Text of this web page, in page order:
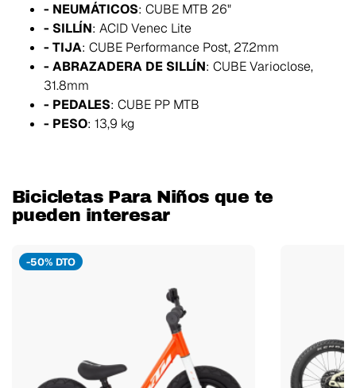
- NEUMÁTICOS: CUBE MTB 26"
- SILLÍN: ACID Venec Lite
- TIJA: CUBE Performance Post, 27.2mm
- ABRAZADERA DE SILLÍN: CUBE Varioclose,
31.8mm
- PEDALES: CUBE PP MTB
- PESO: 13,9 kg
Bicicletas Para Niños que te
pueden interesar
-50% DTO